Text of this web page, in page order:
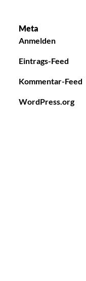
Meta
Anmelden
Eintrags-Feed
Kommentar-Feed
WordPress.org